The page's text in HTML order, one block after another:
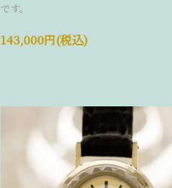
です。
143,000円(税込)